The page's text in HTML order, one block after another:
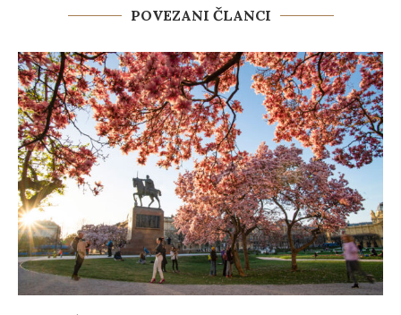
POVEZANI ČLANCI